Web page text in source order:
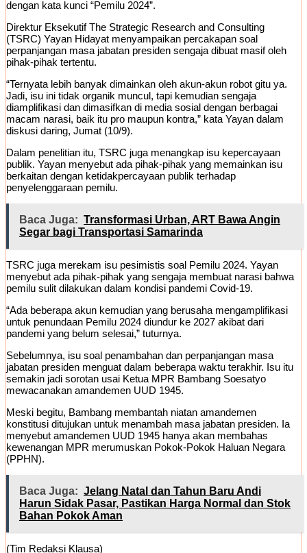
dengan kata kunci “Pemilu 2024”.
Direktur Eksekutif The Strategic Research and Consulting
(TSRC) Yayan Hidayat menyampaikan percakapan soal
perpanjangan masa jabatan presiden sengaja dibuat masif oleh
pihak-pihak tertentu.
“Ternyata lebih banyak dimainkan oleh akun-akun robot gitu ya.
Jadi, isu ini tidak organik muncul, tapi kemudian sengaja
diamplifikasi dan dimasifkan di media sosial dengan berbagai
macam narasi, baik itu pro maupun kontra,” kata Yayan dalam
diskusi daring, Jumat (10/9).
Dalam penelitian itu, TSRC juga menangkap isu kepercayaan
publik. Yayan menyebut ada pihak-pihak yang memainkan isu
berkaitan dengan ketidakpercayaan publik terhadap
penyelenggaraan pemilu.
Baca Juga: Transformasi Urban, ART Bawa Angin
Segar bagi Transportasi Samarinda
TSRC juga merekam isu pesimistis soal Pemilu 2024. Yayan
menyebut ada pihak-pihak yang sengaja membuat narasi bahwa
pemilu sulit dilakukan dalam kondisi pandemi Covid-19.
“Ada beberapa akun kemudian yang berusaha mengamplifikasi
untuk penundaan Pemilu 2024 diundur ke 2027 akibat dari
pandemi yang belum selesai,” tuturnya.
Sebelumnya, isu soal penambahan dan perpanjangan masa
jabatan presiden menguat dalam beberapa waktu terakhir. Isu itu
semakin jadi sorotan usai Ketua MPR Bambang Soesatyo
mewacanakan amandemen UUD 1945.
Meski begitu, Bambang membantah niatan amandemen
konstitusi ditujukan untuk menambah masa jabatan presiden. Ia
menyebut amandemen UUD 1945 hanya akan membahas
kewenangan MPR merumuskan Pokok-Pokok Haluan Negara
(PPHN).
Baca Juga: Jelang Natal dan Tahun Baru Andi
Harun Sidak Pasar, Pastikan Harga Normal dan Stok
Bahan Pokok Aman
(Tim Redaksi Klausa)